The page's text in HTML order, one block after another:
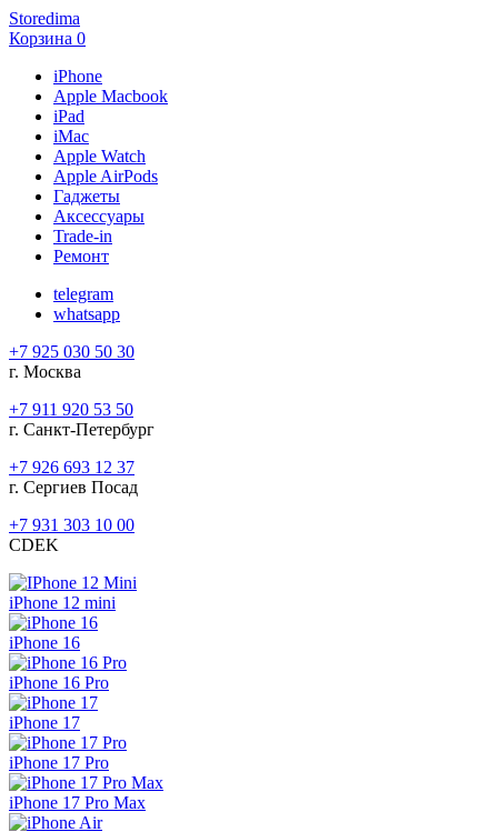
Storedima
Корзина 0
iPhone
Apple Macbook
iPad
iMac
Apple Watch
Apple AirPods
Гаджеты
Аксессуары
Trade-in
Ремонт
telegram
whatsapp
+7 925 030 50 30
г. Москва
+7 911 920 53 50
г. Санкт-Петербург
+7 926 693 12 37
г. Сергиев Посад
+7 931 303 10 00
CDEK
iPhone 12 mini
iPhone 16
iPhone 16 Pro
iPhone 17
iPhone 17 Pro
iPhone 17 Pro Max